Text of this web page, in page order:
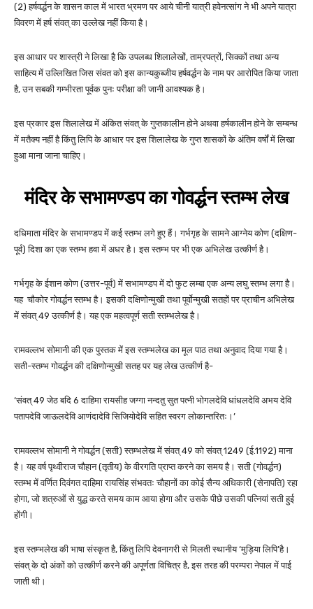
(2) हर्षवर्द्धन के शासन काल में भारत भ्रमण पर आये चीनी यात्री हवेनत्सांग ने भी अपने यात्रा
विवरण में हर्ष संवत् का उल्लेख नहीं किया है।
इस आधार पर शास्त्री ने लिखा है कि उपलब्ध शिलालेखों, ताम्रपत्रों, सिक्कों तथा अन्य
साहित्य में उल्लिखित जिस संवत को इस कान्यकुब्जीय हर्षवर्द्धन के नाम पर आरोपित किया जाता
है, उन सबकी गम्भीरता पूर्वक पुनः परीक्षा की जानी आवश्यक है।
इस प्रकार इस शिलालेख में अंकित संवत् के गुप्तकालीन होने अथवा हर्षकालीन होने के सम्बन्ध
में मतैक्य नहीं है किंतु लिपि के आधार पर इस शिलालेख के गुप्त शासकों के अंतिम वर्षों में लिखा
हुआ माना जाना चाहिए।
मंदिर के सभामण्डप का गोवर्द्धन स्तम्भ लेख
दधिमाता मंदिर के सभामण्डप में कई स्तम्भ लगे हुए हैं। गर्भगृह के सामने आग्नेय कोण (दक्षिण-
पूर्व) दिशा का एक स्तम्भ हवा में अधर है। इस स्तम्भ पर भी एक अभिलेख उत्कीर्ण है।
गर्भगृह के ईशान कोण (उत्तर-पूर्व) में सभामण्डप में दो फुट लम्बा एक अन्य लघु स्तम्भ लगा है।
यह चौकोर गोवर्द्धन स्तम्भ है। इसकी दक्षिणोन्मुखी तथा पूर्वोन्मुखी सतहों पर प्राचीन अभिलेख
में संवत् 49 उत्कीर्ण है। यह एक महत्वपूर्ण सती स्तम्भलेख है।
रामवल्लभ सोमानी की एक पुस्तक में इस स्तम्भलेख का मूल पाठ तथा अनुवाद दिया गया है।
सती-स्तम्भ गोवर्द्धन की दक्षिणोन्मुखी सतह पर यह लेख उत्कीर्ण है-
‘संवत् 49 जेठ बदि 6 दाहिमा रायसीह जग्गा नन्दतु सुत पत्नी भोगलदेवि धांधलदेवि अभय देवि
पतापदेवि जाऊलदेवि आणंदादेवि सिजियोदेवि सहित स्वरग लोकान्तरितः।’
रामवल्लभ सोमानी ने गोवर्द्धन (सती) स्तम्भलेख में संवत् 49 को संवत् 1249 (ई.1192) माना
है। यह वर्ष पृथ्वीराज चौहान (तृतीय) के वीरगति प्राप्त करने का समय है। सती (गोवर्द्धन)
स्तम्भ में वर्णित दिवंगत दाहिमा रायसिंह संभवतः चौहानों का कोई सैन्य अधिकारी (सेनापति) रहा
होगा, जो शत्रुओं से युद्ध करते समय काम आया होगा और उसके पीछे उसकी पत्नियां सती हुई
होंगी।
इस स्तम्भलेख की भाषा संस्कृत है, किंतु लिपि देवनागरी से मिलती स्थानीय ‘मुड़िया लिपि’है।
संवत् के दो अंकों को उत्कीर्ण करने की अपूर्णता विचित्र है, इस तरह की परम्परा नेपाल में पाई
जाती थी।